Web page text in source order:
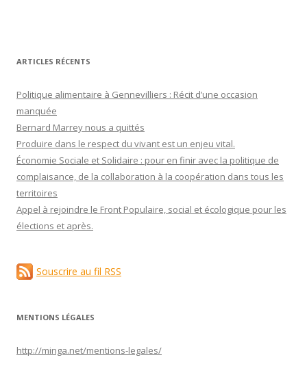
ARTICLES RÉCENTS
Politique alimentaire à Gennevilliers : Récit d’une occasion
manquée
Bernard Marrey nous a quittés
Produire dans le respect du vivant est un enjeu vital.
Économie Sociale et Solidaire : pour en finir avec la politique de
complaisance, de la collaboration à la coopération dans tous les
territoires
Appel à rejoindre le Front Populaire, social et écologique pour les
élections et après.
Souscrire au fil RSS
MENTIONS LÉGALES
http://minga.net/mentions-legales/